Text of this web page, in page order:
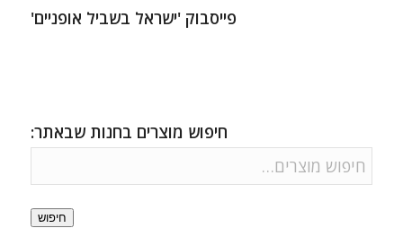
פייסבוק 'ישראל בשביל אופניים'
חיפוש מוצרים בחנות שבאתר:
חיפוש